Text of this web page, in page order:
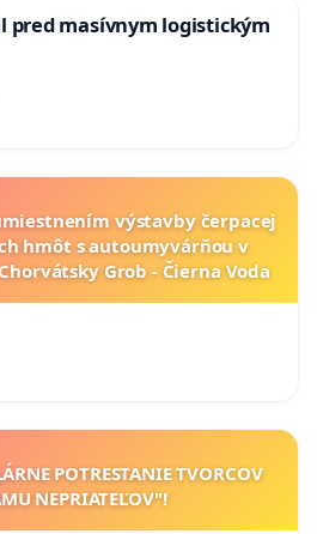
pred masívnym logistickým
výstavby čerpacej
hmôt s autoumyvárňou v
Grob - Čierna Voda
POTRESTANIE TVORCOV
NEPRIATEĽOV"!